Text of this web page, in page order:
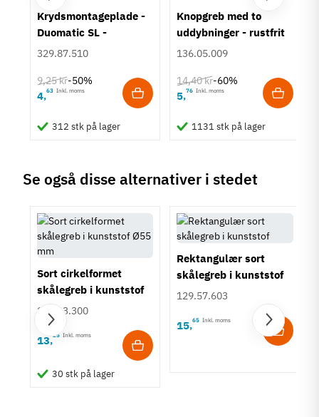
M4 bolt
Type
Bøjlegreb
Stil
Klassisk
Tilstand
Krydsmontageplade -
Duomatic SL -
Euroskruer
329.87.510
9,25 kr-50%
4,63 Inkl. moms
312 stk på lager
Knopgreb med to
uddybninger - rustfrit
stål
136.05.009
14,40 kr-60%
5,76 Inkl. moms
1131 stk på lager
Se også disse alternativer i stedet
Sort cirkelformet
skålegreb i kunststof
Ø55 mm
158.23.300
13,25 Inkl. moms
30 stk på lager
Rektangulær sort
skålegreb i kunststof
129.57.603
15,65 Inkl. moms